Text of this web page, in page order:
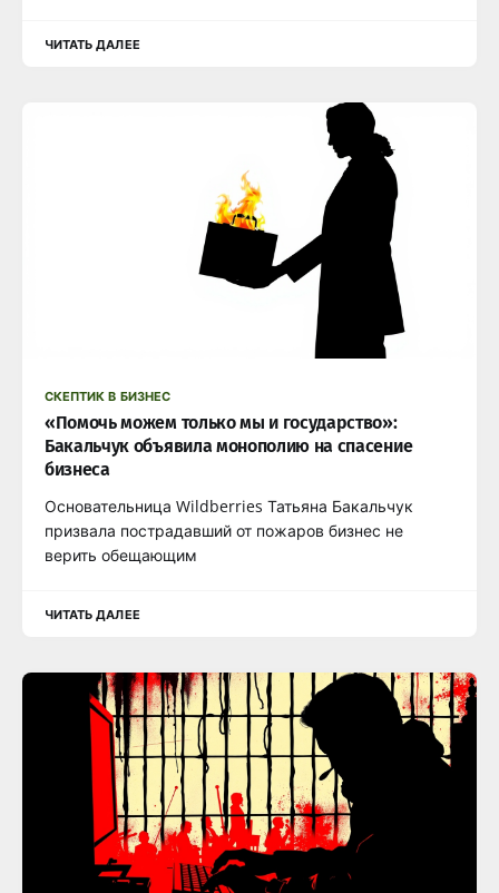
ЧИТАТЬ ДАЛЕЕ
СКЕПТИК В БИЗНЕС
«Помочь можем только мы и государство»:
Бакальчук объявила монополию на спасение
бизнеса
Основательница Wildberries Татьяна Бакальчук
призвала пострадавший от пожаров бизнес не
верить обещающим
ЧИТАТЬ ДАЛЕЕ